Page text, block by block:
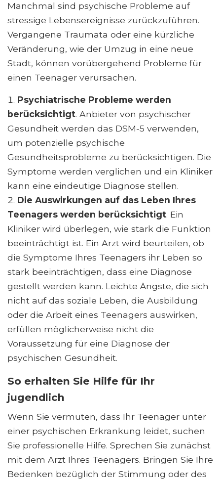
Manchmal sind psychische Probleme auf
stressige Lebensereignisse zurückzuführen.
Vergangene Traumata oder eine kürzliche
Veränderung, wie der Umzug in eine neue
Stadt, können vorübergehend Probleme für
einen Teenager verursachen.
Psychiatrische Probleme werden
berücksichtigt. Anbieter von psychischer
Gesundheit werden das DSM-5 verwenden,
um potenzielle psychische
Gesundheitsprobleme zu berücksichtigen. Die
Symptome werden verglichen und ein Kliniker
kann eine eindeutige Diagnose stellen.
Die Auswirkungen auf das Leben Ihres
Teenagers werden berücksichtigt. Ein
Kliniker wird überlegen, wie stark die Funktion
beeinträchtigt ist. Ein Arzt wird beurteilen, ob
die Symptome Ihres Teenagers ihr Leben so
stark beeinträchtigen, dass eine Diagnose
gestellt werden kann. Leichte Ängste, die sich
nicht auf das soziale Leben, die Ausbildung
oder die Arbeit eines Teenagers auswirken,
erfüllen möglicherweise nicht die
Voraussetzung für eine Diagnose der
psychischen Gesundheit.
So erhalten Sie Hilfe für Ihr
jugendlich
Wenn Sie vermuten, dass Ihr Teenager unter
einer psychischen Erkrankung leidet, suchen
Sie professionelle Hilfe. Sprechen Sie zunächst
mit dem Arzt Ihres Teenagers. Bringen Sie Ihre
Bedenken bezüglich der Stimmung oder des